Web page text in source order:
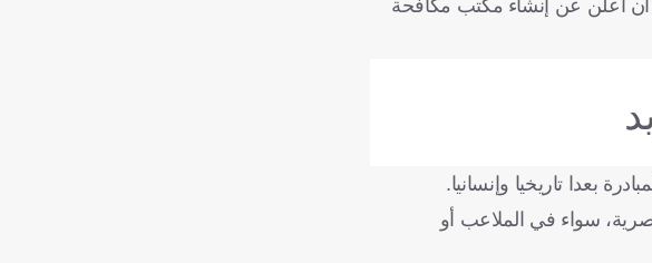
يسعدني أن أعلن عن إنشاء مكتب مكافحة
سواء في الملاعب أو